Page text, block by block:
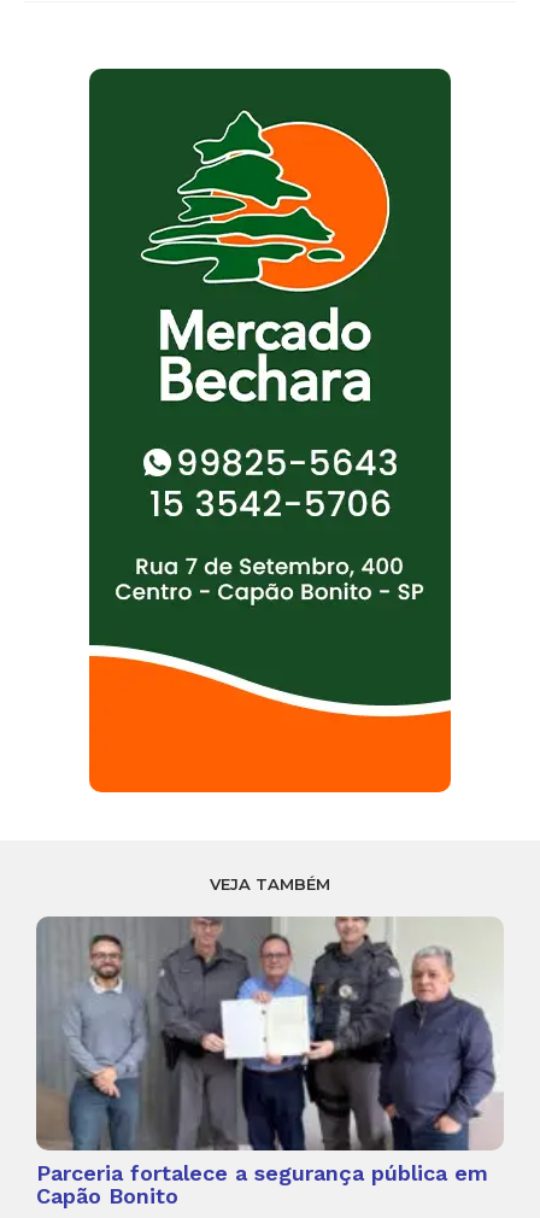
VEJA TAMBÉM
Parceria fortalece a segurança pública em
Capão Bonito